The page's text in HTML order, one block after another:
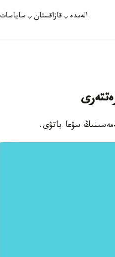
الەمدە قازاقستان ساياسات